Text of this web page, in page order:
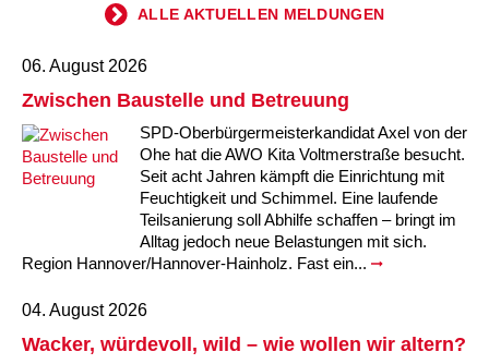
“Mäuseburg” / Familienzentrum
Kindertagesstätte König-Ludwig-Straße
Kindertagesstätte Langes Feld “Deisterspatzen”
Kindertagesstätte Moorlilienweg /
Familienzentrum
Kindertagesstätte Petermannstraße /
Kindertagesstätte Pfarrlandplatz
Kindertagesstätte Hiltrud-Grote-Weg
Kindertagesstätte Ibykusweg / Familienzentrum
Kindertagesstätte Johannes-Lau-Hof
Kindertagesstätte Kapellenbrink /
Familienzentrum
Kindertagesstätte Klaus-Müller-Kilian-Weg /
Kindertagesstätte König-Ludwig-Straße
ALLE AKTUELLEN MELDUNGEN
06. August 2026
Zwischen Baustelle und Betreuung
SPD-Oberbürgermeisterkandidat Axel von der
Ohe hat die AWO Kita Voltmerstraße besucht.
Seit acht Jahren kämpft die Einrichtung mit
Feuchtigkeit und Schimmel. Eine laufende
Teilsanierung soll Abhilfe schaffen – bringt im
Alltag jedoch neue Belastungen mit sich.
Region Hannover/Hannover-Hainholz. Fast ein...
04. August 2026
Wacker, würdevoll, wild – wie wollen wir altern?